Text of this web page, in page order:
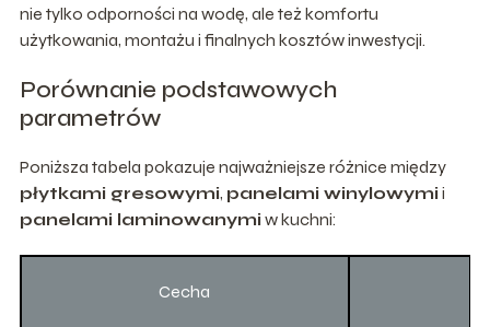
nie tylko odporności na wodę, ale też komfortu
użytkowania, montażu i finalnych kosztów inwestycji.
Porównanie podstawowych
parametrów
Poniższa tabela pokazuje najważniejsze różnice między
płytkami gresowymi, panelami winylowymi i
panelami laminowanymi w kuchni:
Cecha